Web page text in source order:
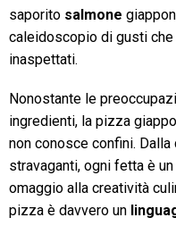
saporito salmone
caleidoscopio di gusti
inaspettati.
Nonostante le
ingredienti, la pizza
non conosce confini.
stravaganti, ogni fetta è
omaggio alla creatività
pizza è davvero un